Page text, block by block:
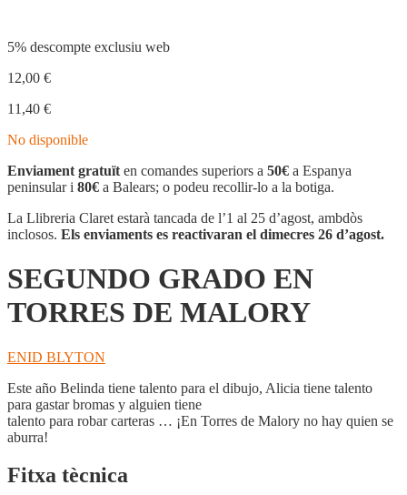
5% descompte exclusiu web
12,00 €
11,40 €
No disponible
Enviament gratuït en comandes superiors a 50€ a Espanya
peninsular i 80€ a Balears; o podeu recollir-lo a la botiga.
La Llibreria Claret estarà tancada de l’1 al 25 d’agost, ambdòs
inclosos. Els enviaments es reactivaran el dimecres 26 d’agost.
SEGUNDO GRADO EN
TORRES DE MALORY
ENID BLYTON
Este año Belinda tiene talento para el dibujo, Alicia tiene talento
para gastar bromas y alguien tiene
talento para robar carteras … ¡En Torres de Malory no hay quien se
aburra!
Fitxa tècnica